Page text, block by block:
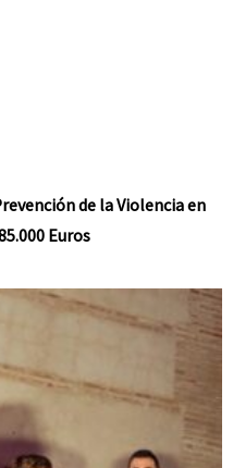
de la Violencia en
Euros